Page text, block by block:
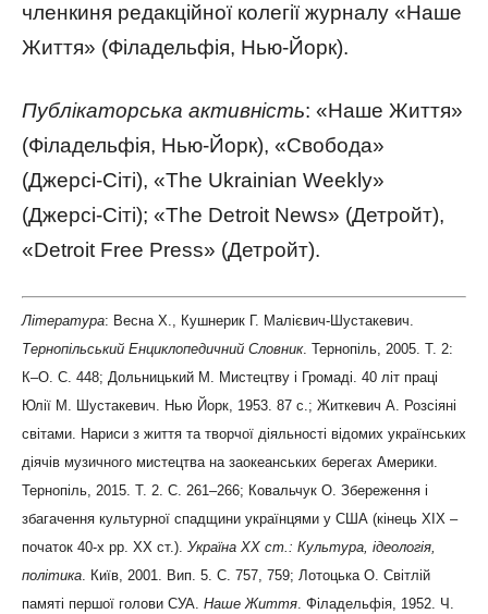
членкиня редакційної колегії журналу «Наше
Життя» (Філадельфія, Нью-Йорк).
Публікаторська активність: «Наше Життя»
(Філадельфія, Нью-Йорк), «Свобода»
(Джерсі-Сіті), «The Ukrainian Weekly»
(Джерсі-Сіті); «The Detroit News» (Детройт),
«Detroit Free Press» (Детройт).
Література: Весна Х., Кушнерик Г. Малієвич-Шустакевич.
Тернопільський Енциклопедичний Словник. Тернопіль, 2005. Т. 2:
К–О. С. 448; Дольницький М. Мистецтву і Громаді. 40 літ праці
Юлії М. Шустакевич. Нью Йорк, 1953. 87 с.; Житкевич А. Розсіяні
світами. Нариси з життя та творчої діяльності відомих українських
діячів музичного мистецтва на заокеанських берегах Америки.
Тернопіль, 2015. Т. 2. С. 261–266; Ковальчук О. Збереження і
збагачення культурної спадщини українцями у США (кінець ХІХ –
початок 40-х рр. ХХ ст.). Україна ХХ ст.: Культура, ідеологія,
політика. Київ, 2001. Вип. 5. С. 757, 759; Лотоцька О. Світлій
памяті першої голови СУА. Наше Життя. Філадельфія, 1952. Ч.